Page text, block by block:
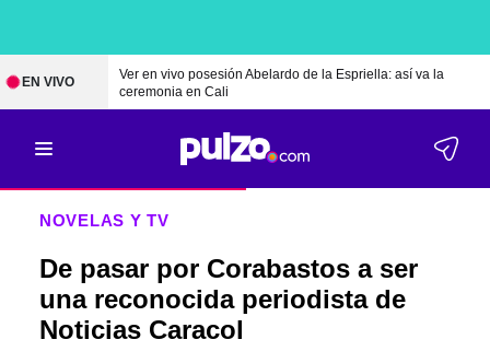
EN VIVO
Ver en vivo posesión Abelardo de la Espriella: así va la
ceremonia en Cali
NOVELAS Y TV
De pasar por Corabastos a ser
una reconocida periodista de
Noticias Caracol